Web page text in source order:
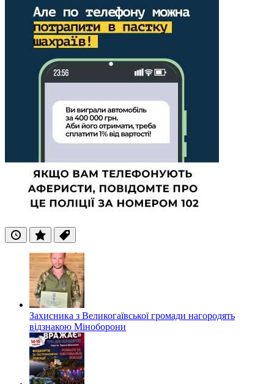
ОстанніПопулярні
Теги
Захисника з Великогаївської громади нагородять
відзнакою Міноборони